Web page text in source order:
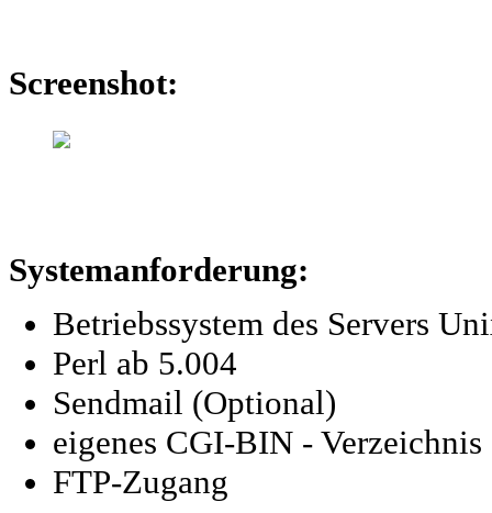
Screenshot:
Systemanforderung:
Betriebssystem des Servers
Perl ab 5.004
Sendmail (Optional)
eigenes CGI-BIN - Verzeichnis
FTP-Zugang